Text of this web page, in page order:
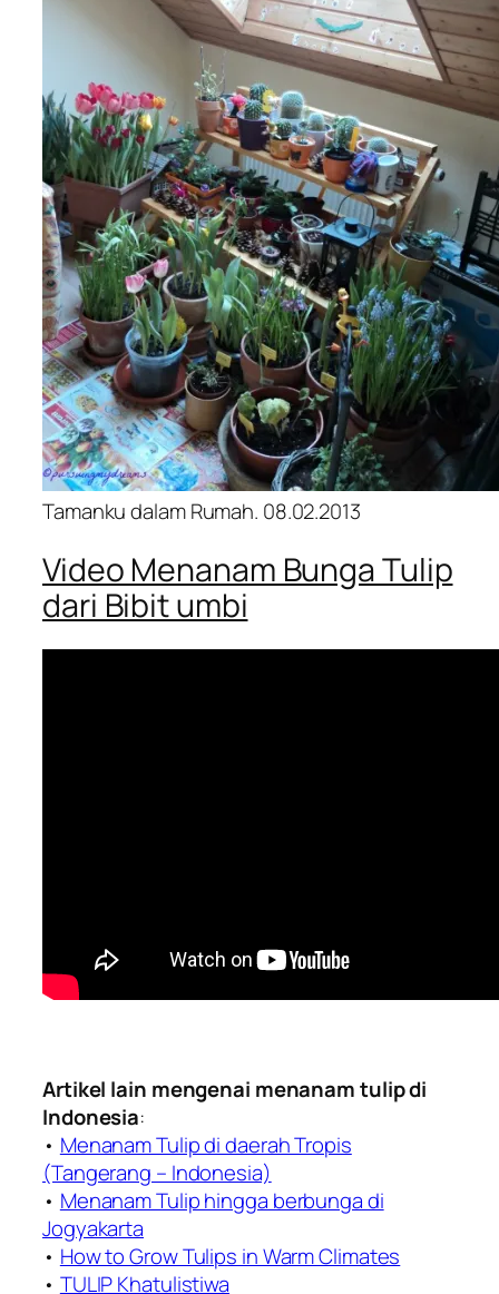
Tamanku dalam Rumah. 08.02.2013
Video Menanam Bunga Tulip
dari Bibit umbi
Artikel lain mengenai menanam tulip di
Indonesia:
• Menanam Tulip di daerah Tropis
(Tangerang – Indonesia)
• Menanam Tulip hingga berbunga di
Jogyakarta
• How to Grow Tulips in Warm Climates
• TULIP Khatulistiwa